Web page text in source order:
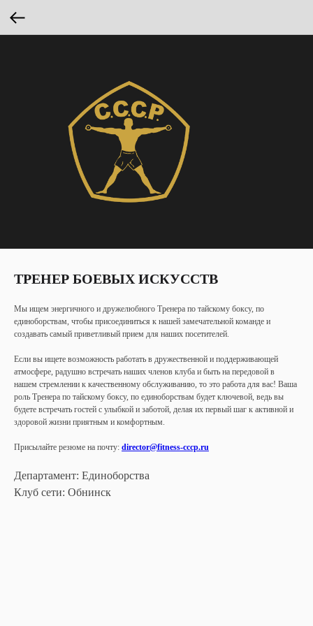
ТРЕНЕР БОЕВЫХ ИСКУССТВ
Мы ищем энергичного и дружелюбного Тренера по тайскому боксу, по
единоборствам, чтобы присоединиться к нашей замечательной команде и
создавать самый приветливый прием для наших посетителей.
Если вы ищете возможность работать в дружественной и поддерживающей
атмосфере, радушно встречать наших членов клуба и быть на передовой в
нашем стремлении к качественному обслуживанию, то это работа для вас! Ваша
роль Тренера по тайскому боксу, по единоборствам будет ключевой, ведь вы
будете встречать гостей с улыбкой и заботой, делая их первый шаг к активной и
здоровой жизни приятным и комфортным.
Присылайте резюме на почту: director@fitness-cccp.ru
Департамент: Единоборства
Клуб сети: Обнинск